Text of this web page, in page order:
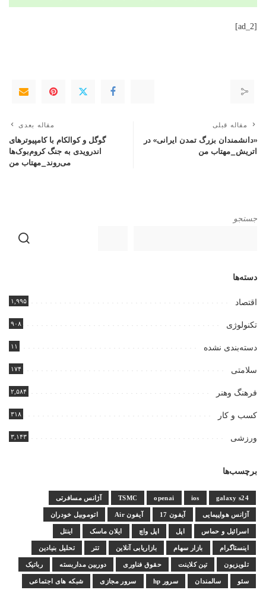
[ad_2]
مقاله قبلی
«دانشمندان بزرگ تمدن ایرانی» در
اتریش_مهتاب من
مقاله بعدی
گوگل و کوالکام با کامپیوترهای
اندرویدی به جنگ کروم‌بوک‌ها
می‌روند_مهتاب من
جستجو
دسته‌ها
اقتصاد ۱,۹۹۵
تکنولوژی ۹۰۸
دسته‌بندی نشده ۱۱
سلامتی ۱۷۴
فرهنگ وهنر ۲,۵۸۴
کسب و کار ۳۱۸
ورزشی ۳,۱۴۳
برچسب‌ها
galaxy s24
ios
openai
TSMC آژانس مسافرتی
آژانس هواپیمایی آیفون 17 آیفون Air اتوموبیل خودران
اسرائیل و حماس اپل اپل واچ ایلان ماسک اینتل
اینستاگرام بازار سهام بازاریابی آنلاین تتر تحلیل بنیادین
تلویزیون تین کلاینت حقوق فناوری دوربین مداربسته رباتیک
سئو سالمندان سرور hp سرور مجازی شبکه های اجتماعی